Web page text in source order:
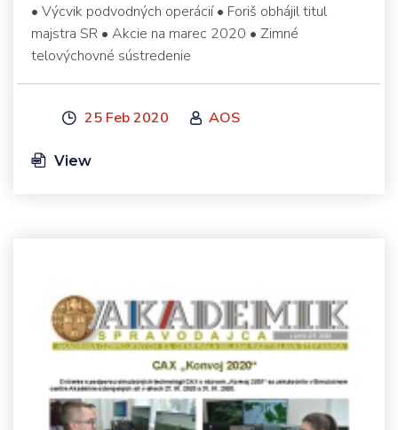
• Výcvik podvodných operácií • Foriš obhájil titul
majstra SR • Akcie na marec 2020 • Zimné
telovýchovné sústredenie
25 Feb 2020 AOS
View